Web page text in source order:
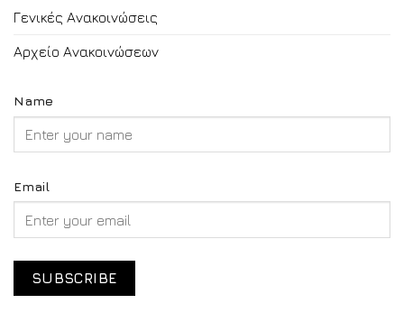
Γενικές Ανακοινώσεις
Αρχείο Ανακοινώσεων
Name
Email